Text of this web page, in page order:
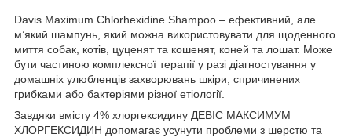
Davis Maximum Chlorhexidine Shampoo – ефективний, але
м’який шампунь, який можна використовувати для щоденного
миття собак, котів, цуценят та кошенят, коней та лошат. Може
бути частиною комплексної терапії у разі діагностування у
домашніх улюбленців захворювань шкіри, спричинених
грибками або бактеріями різної етіології.
Завдяки вмісту 4% хлоргексидину ДЕВІС МАКСИМУМ
ХЛОРГЕКСИДИН допомагає усунути проблеми з шерстю та